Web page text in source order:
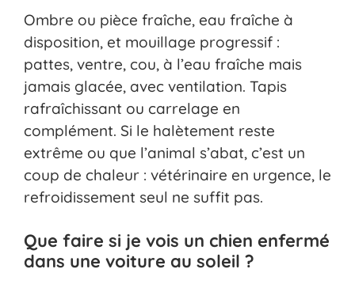
Ombre ou pièce fraîche, eau fraîche à
disposition, et mouillage progressif :
pattes, ventre, cou, à l’eau fraîche mais
jamais glacée, avec ventilation. Tapis
rafraîchissant ou carrelage en
complément. Si le halètement reste
extrême ou que l’animal s’abat, c’est un
coup de chaleur : vétérinaire en urgence, le
refroidissement seul ne suffit pas.
Que faire si je vois un chien enfermé
dans une voiture au soleil ?